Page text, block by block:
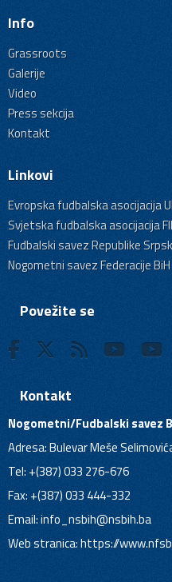
Info
Grassroots
Galerije
Video
Press sekcija
Kontakt
Linkovi
Evropska fudbalska asocijacija
Svjetska fudbalska asocijacija
Fudbalski savez Republike
Nogometni savez Federacije BiH
Povežite se
Kontakt
Nogometni/Fudbalski savez
Adresa: Bulevar Meše
Tel: +(387) 033 276-676
Fax: +(387) 033 444-332
Email:info_nsbih@nsbih.ba
Web stranica: https://